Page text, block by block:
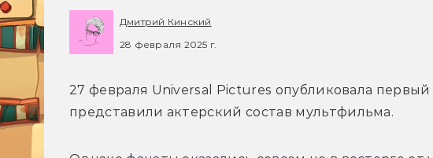
Дмитрий Кинский
28 февраля 2025 г.
27 февраля Universal Pictures опубликовала
представили актерский состав мультфильма.